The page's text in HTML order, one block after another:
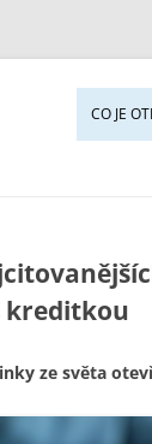
CO JE
kreditkou
ze světa